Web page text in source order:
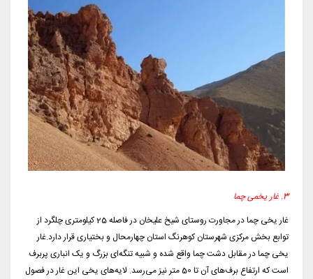
3. غار یخمی چما
غار یخی چما در مجاورت روستای شیخ علیخان در فاصله 25 کیلومتری چلگرد از
توابع بخش مرکزی شهرستان کوهرنگ استان چهارمحال و بختیاری قرار دارد.غار
یخی چما در مقابل دشت چما واقع شده و شبیه تنگه‌ای بزرگ و یک انباری پربرف
است که ارتفاع برف‌های آن تا 50 متر نیز می‌رسد. لایه‌های یخی این غار در فصول